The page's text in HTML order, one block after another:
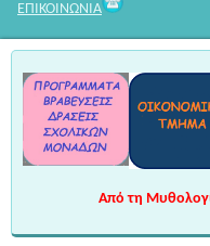
ΕΠΙΚΟΙΝΩΝΙΑ
Από τη